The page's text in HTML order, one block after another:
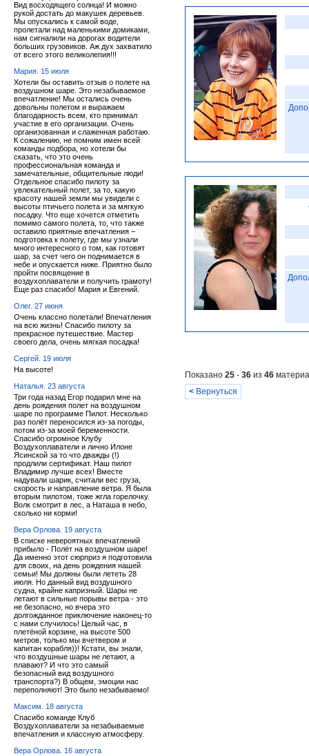
Вид восходящего солнца! И можно
рукой достать до макушек деревьев.
Мы опускались к самой воде,
пролетали над маленькими домиками,
нам сигналили на дорогах водители
больших грузовиков. Аж дух захватило
от всего этого великолепия!!!
Мария. 15 июля
Хотели бы оставить отзыв о полете на
воздушном шаре. Это незабываемое
впечатление! Мы остались очень
довольны полетом и выражаем
благодарность всем, кто принимал
участие в его организации. Очень
организованная и слаженная работаю.
К сожалению, не помним имен всей
команды подбора, но хотели бы
сказать, что это очень
профессиональная команда и
замечательные, общительные люди!
Отдельное спасибо пилоту за
увлекательный полет, за то, какую
красоту нашей земли мы увидели с
высоты птичьего полета и за мягкую
посадку. Что еще хочется отметить
помимо самого полета, то, что также
оставило приятные впечатления –
подготовка к полету, где мы узнали
много интересного о том, как готовят
шар, за счет чего он поднимается в
небе и опускается ниже. Приятно было
пройти посвящение в
воздухоплаватели и получить грамоту!
Еще раз спасибо! Мария и Евгений.
Олег. 27 июня
Очень классно полетали! Впечатления
на всю жизнь! Спасибо пилоту за
прекрасное путешествие. Мастер
своего дела, очень мягкая посадка!
Сергей. 19 июля
На высоте!
Наталья. 23 августа
Три года назад Егор подарил мне на
день рождения полет на воздушном
шаре по программе Пилот. Несколько
раз полёт переносился из-за погоды,
потом из-за моей беременности.
Спасибо огромное Клубу
Воздухоплаватели и лично Илоне
Ясинской за то что дважды (!)
продлили сертификат. Наш пилот
Владимир лучше всех! Вместе
надували шарик, считали вес груза,
скорость и направление ветра. Я была
вторым пилотом, тоже жгла горелочку.
Волк смотрит в лес, а Наташа в небо,
сколько ни корми!
Вера Орлова. 19 августа
В списке невероятных впечатлений
прибыло - Полёт на воздушном шаре!
Да именно этот сюрприз я подготовила
для своих, на день рождения нашей
семьи! Мы должны были лететь 28
июля. Но данный вид воздушного
судна, крайне капризный. Шары не
летают в сильные порывы ветра - это
не безопасно, но вчера это
долгожданное приключение наконец-то
с нами случилось! Целый час, в
плетёной корзине, на высоте 500
метров, только мы вчетвером и
капитан корабля))! Кстати, вы знали,
что воздушные шары не летают, а
плавают? И что это самый
безопасный вид воздушного
транспорта?) В общем, эмоции нас
переполняют! Это было незабываемо!
Максим. 18 августа
Спасибо команде Клуб
Воздухоплаватели за незабываемые
впечатления и классную атмосферу.
Вера Орлова. 16 августа
Показано 25 - 36 из 46
< Вернуться